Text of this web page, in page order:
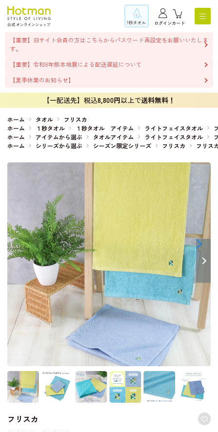
1秒タオル ログインカート
【重要】旧サイト会員の方はこちらからパスワード再設定をお願いいたしま
す。
【重要】令和8年熊本地震による配送遅延について
【夏季休業のお知らせ】
【一配送先】税込8,800円以上で送料無料！
ホーム タオル
フリスカ
ホーム
１秒タオル １秒タオル アイテム ライトフェイスタオル
ホーム
アイテムから選ぶ タオルアイテム ライトフェイスタオル
ホーム
シリーズから選ぶ シーズン限定シリーズ フリスカ フリス
フリスカ